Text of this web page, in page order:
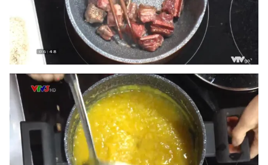
Cơ quan chủ quản:Đài Truyền hình Việt Nam
Cơ quan báo chí:Thời báo VTV
Giấy phép hoạt động báo in và báo điện tử số 483/GP-BTTTT
cấp ngày 29/12/2023
Tổng Biên tập:Vũ Thanh Thủy
Phó Tổng Biên tập:Nguyễn Thị Mỹ Hạnh, Phạm Quốc Thắng,
Nguyễn Trọng Ninh
Tổng đài VTV:024.38 355 931 - 024.38 355 932
Ðiện thoại Thời báo VTV:024.66 897 897
Email:
toasoan@vtv.vn